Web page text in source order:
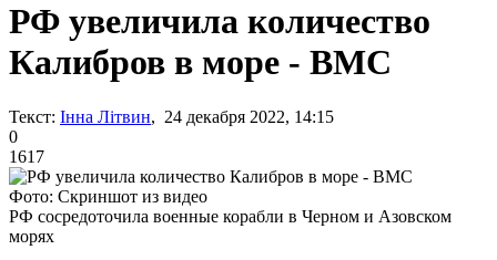
РФ увеличила количество
Калибров в море - ВМС
Текст: Інна Літвин, 24 декабря 2022, 14:15
0
1617
Фото: Скриншот из видео
РФ сосредоточила военные корабли в Черном и Азовском
морях